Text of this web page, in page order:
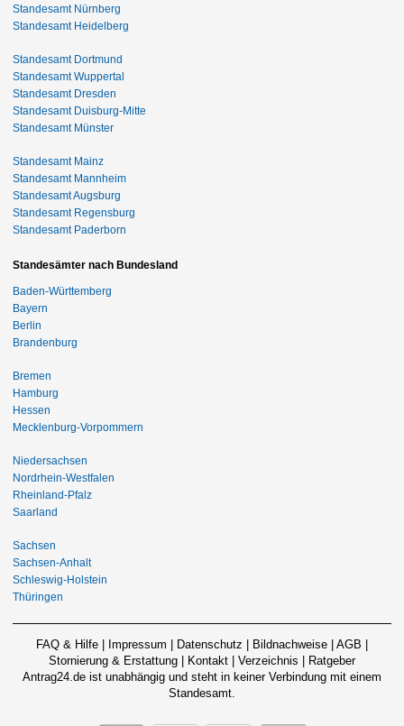
Standesamt Nürnberg
Standesamt Heidelberg
Standesamt Dortmund
Standesamt Wuppertal
Standesamt Dresden
Standesamt Duisburg-Mitte
Standesamt Münster
Standesamt Mainz
Standesamt Mannheim
Standesamt Augsburg
Standesamt Regensburg
Standesamt Paderborn
Standesämter nach Bundesland
Baden-Württemberg
Bayern
Berlin
Brandenburg
Bremen
Hamburg
Hessen
Mecklenburg-Vorpommern
Niedersachsen
Nordrhein-Westfalen
Rheinland-Pfalz
Saarland
Sachsen
Sachsen-Anhalt
Schleswig-Holstein
Thüringen
FAQ & Hilfe Impressum Datenschutz Bildnachweise AGB
Stornierung & Erstattung
Kontakt Verzeichnis
Ratgeber
Antrag24.de ist unabhängig und steht in keiner Verbindung mit einem
Standesamt.